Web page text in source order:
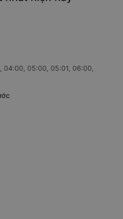
04:00, 05:00, 05:01, 06:00,